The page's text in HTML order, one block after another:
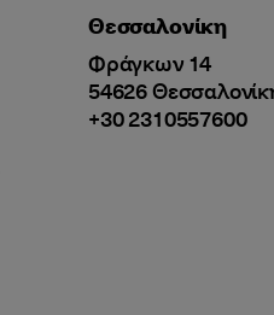
Θεσσαλονίκη
Φράγκων 14
54626
+30 2310557600